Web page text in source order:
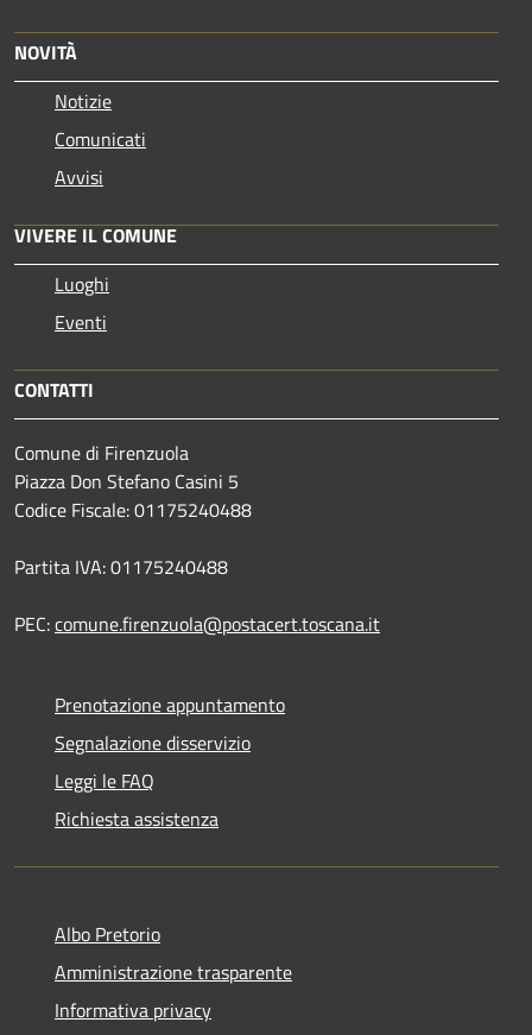
NOVITÀ
Notizie
Comunicati
Avvisi
VIVERE IL COMUNE
Luoghi
Eventi
CONTATTI
Comune di Firenzuola
Piazza Don Stefano Casini 5
Codice Fiscale: 01175240488
Partita IVA: 01175240488
PEC:comune.firenzuola@postacert.toscana.it
Prenotazione appuntamento
Segnalazione disservizio
Leggi le FAQ
Richiesta assistenza
Albo Pretorio
Amministrazione trasparente
Informativa privacy